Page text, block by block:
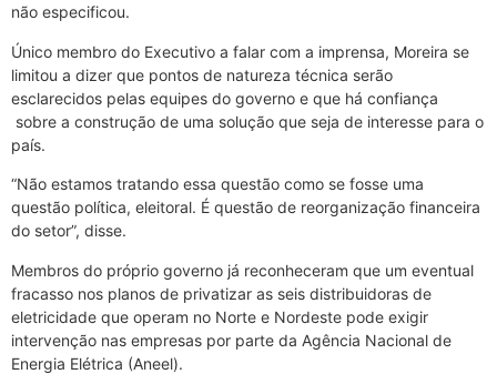
não especificou.
Único membro do Executivo a falar com a imprensa, Moreira se
limitou a dizer que pontos de natureza técnica serão
esclarecidos pelas equipes do governo e que há confiança
sobre a construção de uma solução que seja de interesse para o
país.
“Não estamos tratando essa questão como se fosse uma
questão política, eleitoral. É questão de reorganização financeira
do setor”, disse.
Membros do próprio governo já reconheceram que um eventual
fracasso nos planos de privatizar as seis distribuidoras de
eletricidade que operam no Norte e Nordeste pode exigir
intervenção nas empresas por parte da Agência Nacional de
Energia Elétrica (Aneel).